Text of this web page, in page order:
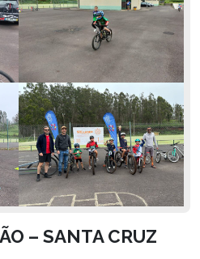
– SANTA CRUZ